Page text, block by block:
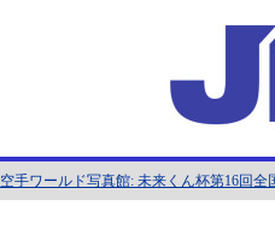
空手ワールド写真館: 未来くん杯第16回